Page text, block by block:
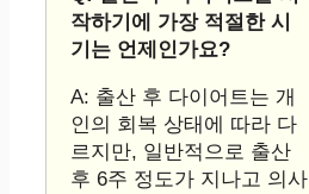
작하기에 가장 적절한 시
기는 언제인가요?
A: 출산 후 다이어트는 개
인의 회복 상태에 따라 다
르지만, 일반적으로 출산
후 6주 정도가 지나고 의사